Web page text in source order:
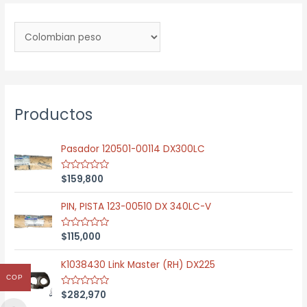
Productos
Pasador 120501-00114 DX300LC
R
t
e
0
o
u
t
f
5
$159,800
PIN, PISTA 123-00510 DX 340LC-V
R
e
0
o
u
$115,000
K1038430 Link Master (RH) DX225
R
$282,970
COP